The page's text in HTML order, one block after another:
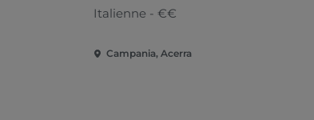
Italienne - €€
Campania, Acerra